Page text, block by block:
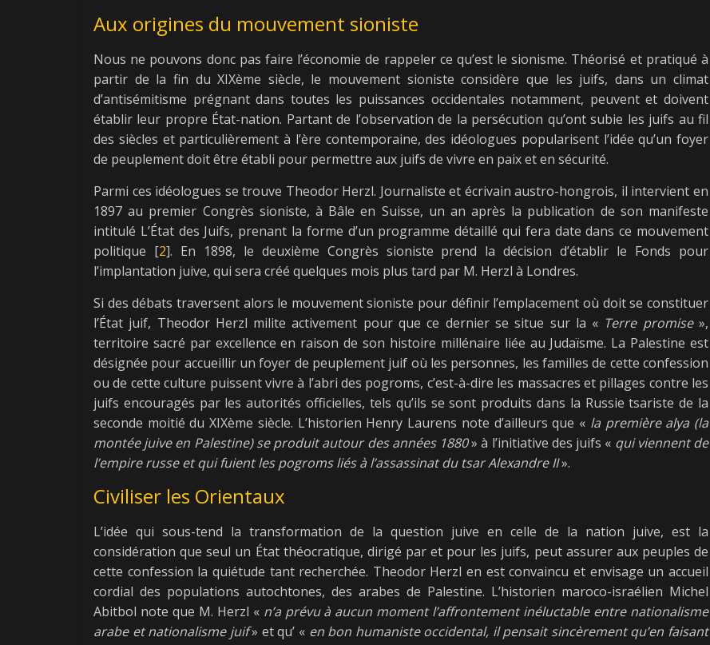
Aux origines du mouvement sioniste
Nous ne pouvons donc pas faire l’économie de rappeler ce qu’est le sionisme. Théorisé et pratiqué à
partir de la fin du XIXème siècle, le mouvement sioniste considère que les juifs, dans un climat
d’antisémitisme prégnant dans toutes les puissances occidentales notamment, peuvent et doivent
établir leur propre État-nation. Partant de l’observation de la persécution qu’ont subie les juifs au fil
des siècles et particulièrement à l’ère contemporaine, des idéologues popularisent l’idée qu’un foyer
de peuplement doit être établi pour permettre aux juifs de vivre en paix et en sécurité.
Parmi ces idéologues se trouve Theodor Herzl. Journaliste et écrivain austro-hongrois, il intervient en
1897 au premier Congrès sioniste, à Bâle en Suisse, un an après la publication de son manifeste
intitulé L’État des Juifs, prenant la forme d’un programme détaillé qui fera date dans ce mouvement
politique [2]. En 1898, le deuxième Congrès sioniste prend la décision d’établir le Fonds pour
l’implantation juive, qui sera créé quelques mois plus tard par M. Herzl à Londres.
Si des débats traversent alors le mouvement sioniste pour définir l’emplacement où doit se constituer
l’État juif, Theodor Herzl milite activement pour que ce dernier se situe sur la « Terre promise»,
territoire sacré par excellence en raison de son histoire millénaire liée au Judaïsme. La Palestine est
désignée pour accueillir un foyer de peuplement juif où les personnes, les familles de cette confession
ou de cette culture puissent vivre à l’abri des pogroms, c’est-à-dire les massacres et pillages contre les
juifs encouragés par les autorités officielles, tels qu’ils se sont produits dans la Russie tsariste de la
seconde moitié du XIXème siècle. L’historien Henry Laurens note d’ailleurs que « la première alya (la
montée juive en Palestine) se produit autour des années 1880» à l’initiative des juifs « qui viennent de
l’empire russe et qui fuient les pogroms liés à l’assassinat du tsar Alexandre II».
Civiliser les Orientaux
L’idée qui sous-tend la transformation de la question juive en celle de la nation juive, est la
considération que seul un État théocratique, dirigé par et pour les juifs, peut assurer aux peuples de
cette confession la quiétude tant recherchée. Theodor Herzl en est convaincu et envisage un accueil
cordial des populations autochtones, des arabes de Palestine. L’historien maroco-israélien Michel
Abitbol note que M. Herzl « n’a prévu à aucun moment l’affrontement inéluctable entre nationalisme
arabe et nationalisme juif» et qu’ « en bon humaniste occidental, il pensait sincèrement qu’en faisant